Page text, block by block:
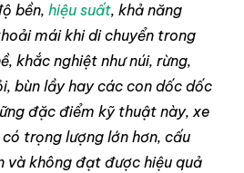
bền, hiệu suất, khả năng
mái khi di chuyển trong
khắc nghiệt như núi, rừng,
bùn lầy hay các con dốc dốc
đặc điểm kỹ thuật này, xe
trọng lượng lớn hơn, cấu
và không đạt được hiệu quả